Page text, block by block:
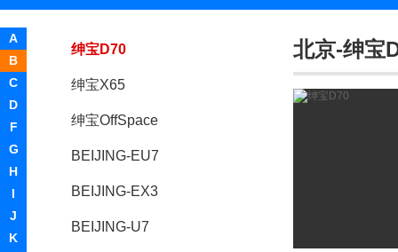
A
B
C
D
F
G
H
I
J
K
绅宝X25
绅宝D70
绅宝X65
绅宝OffSpace
BEIJING-EU7
BEIJING-EX3
BEIJING-U7
北京-绅宝